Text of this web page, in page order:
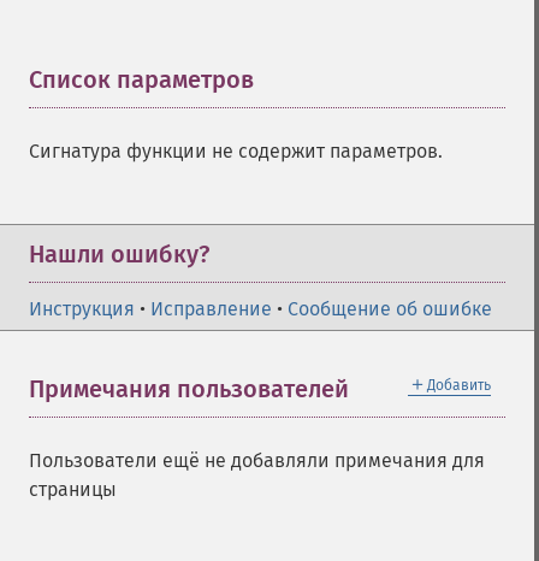
Список параметров
Сигнатура функции не содержит параметров.
Нашли ошибку?
Инструкция • Исправление • Сообщение об ошибке
＋ Добавить
Примечания пользователей
Пользователи ещё не добавляли примечания для
страницы